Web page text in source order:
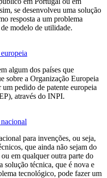
se desenvolveu uma solução
resposta a um problema
modelo de utilidade.
algum dos países que
sobre a Organização Europeia
pedido de patente europeia
através do INPI.
para invenções, ou seja,
que ainda não sejam do
em qualquer outra parte do
solução técnica, que é nova e
tecnológico, pode fazer um